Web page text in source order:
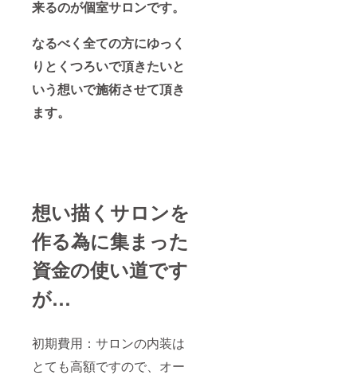
来るのが個室サロンです。
なるべく全ての方にゆっく
りとくつろいで頂きたいと
いう想いで施術させて頂き
ます。
想い描くサロンを
作る為に集まった
資金の使い道です
が…
初期費用：サロンの内装は
とても高額ですので、オー